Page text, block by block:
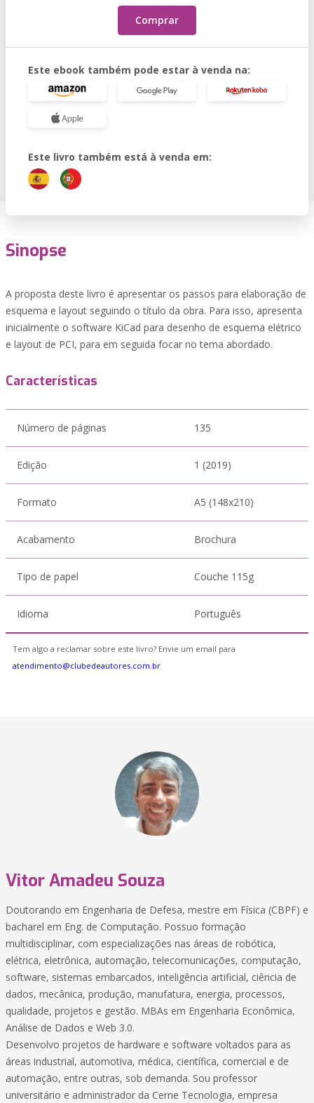
Comprar
Este ebook também pode estar à venda na:
Este livro também está à venda em:
Sinopse
A proposta deste livro é apresentar os passos para elaboração de
esquema e layout seguindo o título da obra. Para isso, apresenta
inicialmente o software KiCad para desenho de esquema elétrico
e layout de PCI, para em seguida focar no tema abordado.
Características
Número de páginas 135
Edição 1 (2019)
Formato A5 (148x210)
Acabamento Brochura
Tipo de papel Couche 115g
Idioma Português
Tem algo a reclamar sobre este livro? Envie um email para
atendimento@clubedeautores.com.br
Vitor Amadeu Souza
Doutorando em Engenharia de Defesa, mestre em Física (CBPF) e
bacharel em Eng. de Computação. Possuo formação
multidisciplinar, com especializações nas áreas de robótica,
elétrica, eletrônica, automação, telecomunicações, computação,
software, sistemas embarcados, inteligência artificial, ciência de
dados, mecânica, produção, manufatura, energia, processos,
qualidade, projetos e gestão. MBAs em Engenharia Econômica,
Análise de Dados e Web 3.0.
Desenvolvo projetos de hardware e software voltados para as
áreas industrial, automotiva, médica, científica, comercial e de
automação, entre outras, sob demanda. Sou professor
universitário e administrador da Cerne Tecnologia, empresa